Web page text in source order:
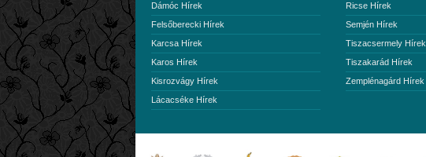
Dámóc Hírek
Felsőberecki Hírek
Karcsa Hírek
Karos Hírek
Kisrozvágy Hírek
Lácacséke Hírek
Ricse Hírek
Semjén Hírek
Tiszacsermely Hírek
Tiszakarád Hírek
Zemplénagárd Hírek